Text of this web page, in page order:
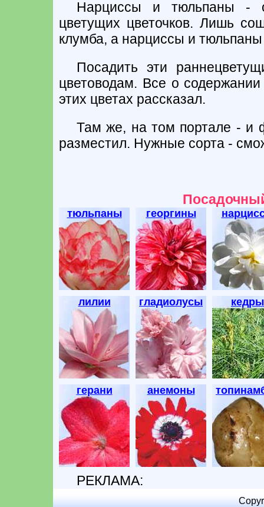
Нарциссы и тюльпаны -
цветущих цветочков. Лишь
клумба, а нарциссы и
Посадить эти
цветоводам. Все о
этих цветах рассказал.
Там же, на том портале - и
разместил. Нужные сорта -
тюльпаны георгины
лилии гладиолусы кедры
герани анемоны
РЕКЛАМА: